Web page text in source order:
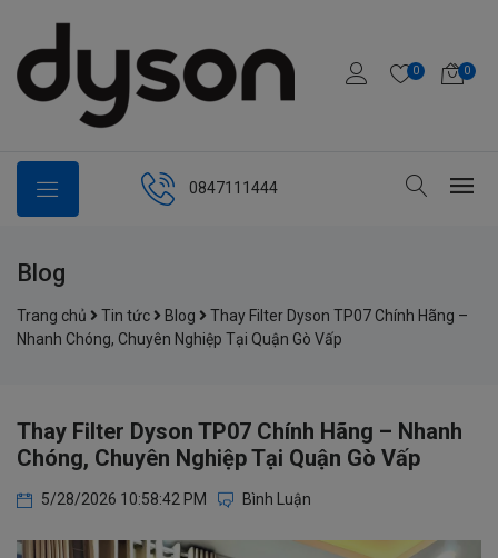
0 0
0847111444
Blog
Trang chủ Tin tức Blog
Thay Filter Dyson TP07 Chính Hãng –
Nhanh Chóng, Chuyên Nghiệp Tại Quận Gò Vấp
Thay Filter Dyson TP07 Chính Hãng – Nhanh
Chóng, Chuyên Nghiệp Tại Quận Gò Vấp
5/28/2026 10:58:42 PM Bình Luận